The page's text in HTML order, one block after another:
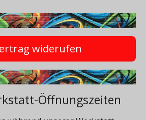
widerufen
Öffnungszeiten